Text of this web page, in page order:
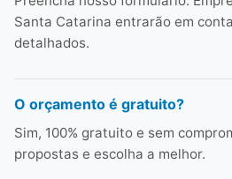
Santa Catarina entrarão em
detalhados.
O orçamento é gratuito?
Sim, 100% gratuito e sem
propostas e escolha a melhor.